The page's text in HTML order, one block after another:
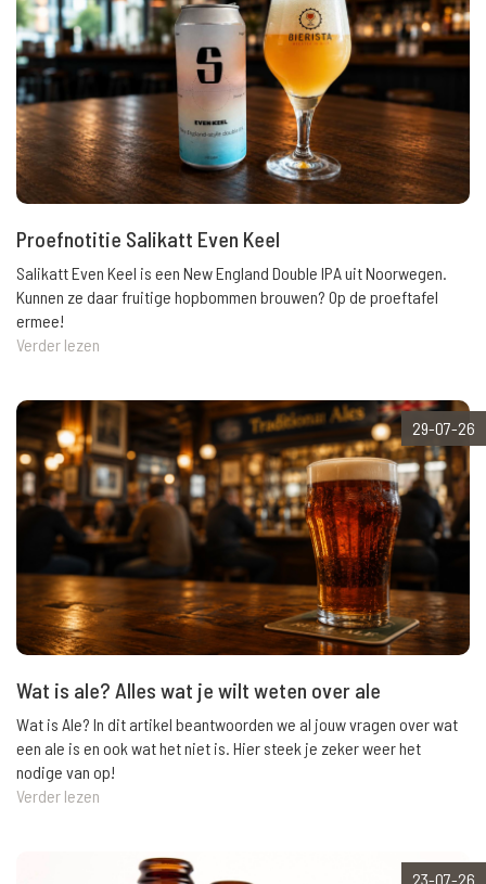
Proefnotitie Salikatt Even Keel
Salikatt Even Keel is een New England Double IPA uit Noorwegen.
Kunnen ze daar fruitige hopbommen brouwen? Op de proeftafel
ermee!
Verder lezen
29-07-26
Wat is ale? Alles wat je wilt weten over ale
Wat is Ale? In dit artikel beantwoorden we al jouw vragen over wat
een ale is en ook wat het niet is. Hier steek je zeker weer het
nodige van op!
Verder lezen
23-07-26